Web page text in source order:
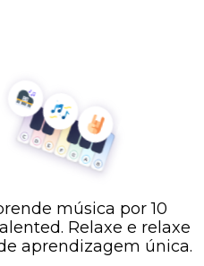
música para
com
música por 10
Relaxe e relaxe
aprendizagem única.